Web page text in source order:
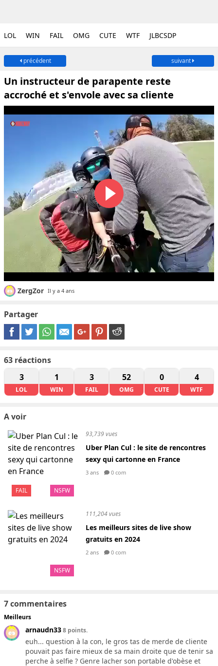
LOL WIN FAIL OMG CUTE WTF JLBCSDP
précédent suivant
Un instructeur de parapente reste
accroché et s'envole avec sa cliente
ZergZor Il y a 4 ans
Partager
63 réactions
3
LOL
1
WIN
3
FAIL
52
OMG
0
CUTE
4
WTF
A voir
FAIL NSFW
93,739 vues
Uber Plan Cul : le site de rencontres
sexy qui cartonne en France
3 ans 0 com
NSFW
111,204 vues
Les meilleurs sites de live show
gratuits en 2024
2 ans 0 com
7 commentaires
Meilleurs
arnaudn338 points.
euh... question à la con, le gros tas de merde de cliente
pouvait pas faire mieux de sa main droite que de tenir sa
perche à selfie ? Genre lacher son portable d'obèse et